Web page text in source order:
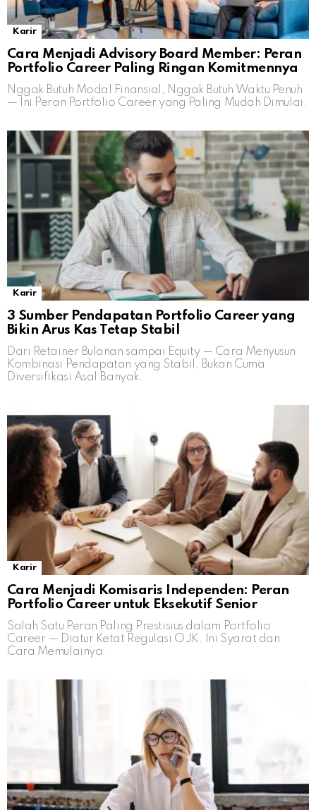
Karir
Cara Menjadi Advisory Board Member: Peran
Portfolio Career Paling Ringan Komitmennya
Nggak Butuh Modal Finansial, Nggak Butuh Waktu Penuh
— Ini Peran Portfolio Career yang Paling Mudah Dimulai.
Karir
3 Sumber Pendapatan Portfolio Career yang
Bikin Arus Kas Tetap Stabil
Dari Retainer Bulanan sampai Equity — Cara Menyusun
Kombinasi Pendapatan yang Stabil, Bukan Cuma
Diversifikasi Asal Banyak.
Karir
Cara Menjadi Komisaris Independen: Peran
Portfolio Career untuk Eksekutif Senior
Salah Satu Peran Paling Prestisius dalam Portfolio
Career — Diatur Ketat Regulasi OJK. Ini Syarat dan
Cara Memulainya.